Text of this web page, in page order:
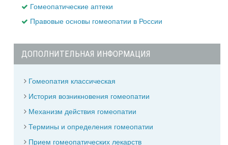
Гомеопатические аптеки
Правовые основы гомеопатии в России
ДОПОЛНИТЕЛЬНАЯ ИНФОРМАЦИЯ
Гомеопатия классическая
История возникновения гомеопатии
Механизм действия гомеопатии
Термины и определения гомеопатии
Прием гомеопатических лекарств